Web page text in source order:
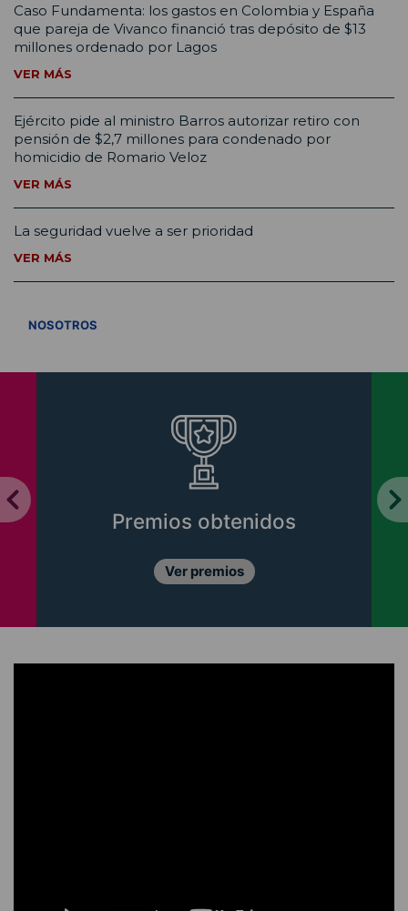
Caso Fundamenta: los gastos en Colombia y España
que pareja de Vivanco financió tras depósito de $13
millones ordenado por Lagos
VER MÁS
Ejército pide al ministro Barros autorizar retiro con
pensión de $2,7 millones para condenado por
homicidio de Romario Veloz
VER MÁS
La seguridad vuelve a ser prioridad
VER MÁS
NOSOTROS
Premios obtenidos
Ver premios